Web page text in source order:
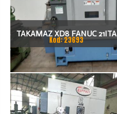
TAKAMAZ XD8 FANUC 21ITA
TOKARKA CNC
Kod: 23693